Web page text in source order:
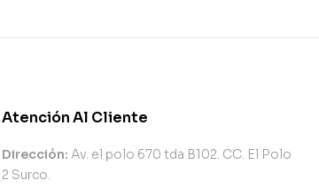
Atención Al Cliente
Dirección: Av. el polo 670 tda B102. CC. El Polo
2 Surco.